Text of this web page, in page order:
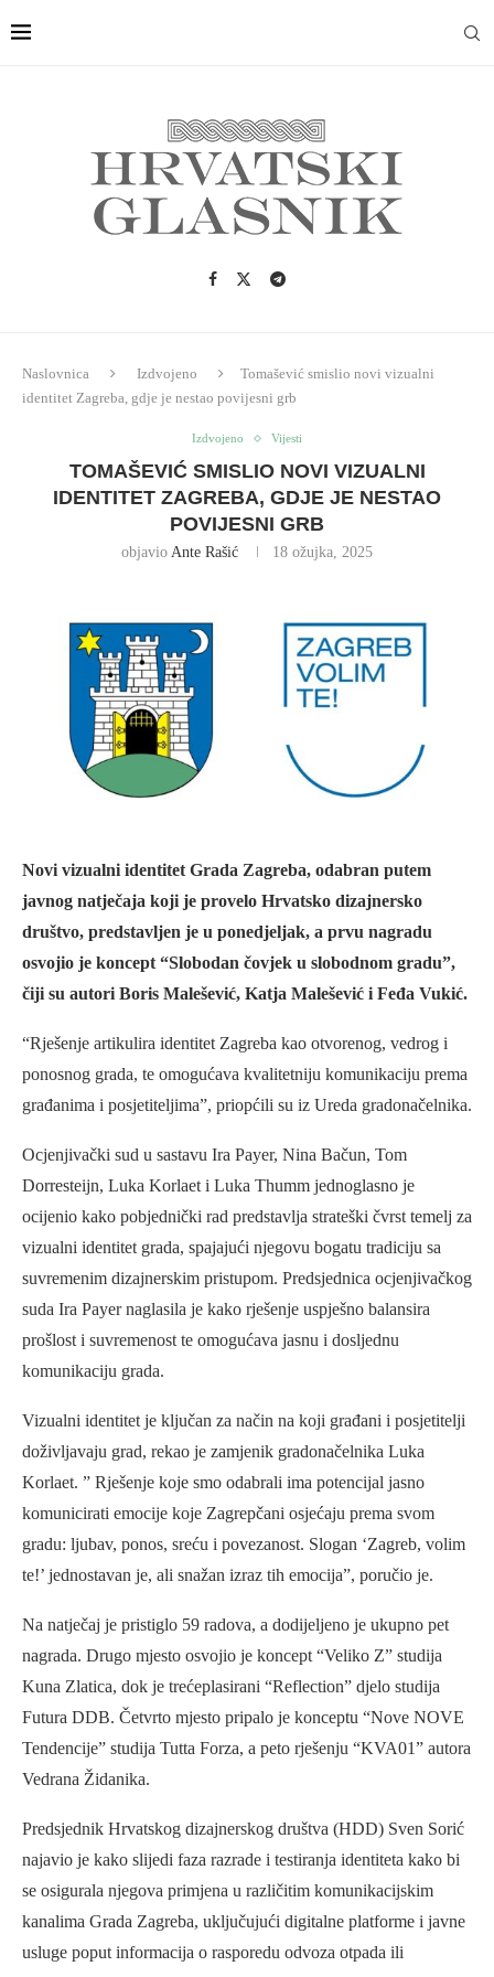
Naslovnica Izdvojeno
Tomašević smislio novi vizualni
identitet Zagreba, gdje je nestao povijesni grb
Izdvojeno Vijesti
TOMAŠEVIĆ SMISLIO NOVI VIZUALNI
IDENTITET ZAGREBA, GDJE JE NESTAO
POVIJESNI GRB
objavio Ante Rašić 18 ožujka, 2025
Novi vizualni identitet Grada Zagreba, odabran putem
javnog natječaja koji je provelo Hrvatsko dizajnersko
društvo, predstavljen je u ponedjeljak, a prvu nagradu
osvojio je koncept “Slobodan čovjek u slobodnom gradu”,
čiji su autori Boris Malešević, Katja Malešević i Feđa Vukić.
“Rješenje artikulira identitet Zagreba kao otvorenog, vedrog i
ponosnog grada, te omogućava kvalitetniju komunikaciju prema
građanima i posjetiteljima”, priopćili su iz Ureda gradonačelnika.
Ocjenjivački sud u sastavu Ira Payer, Nina Bačun, Tom
Dorresteijn, Luka Korlaet i Luka Thumm jednoglasno je
ocijenio kako pobjednički rad predstavlja strateški čvrst temelj za
vizualni identitet grada, spajajući njegovu bogatu tradiciju sa
suvremenim dizajnerskim pristupom. Predsjednica ocjenjivačkog
suda Ira Payer naglasila je kako rješenje uspješno balansira
prošlost i suvremenost te omogućava jasnu i dosljednu
komunikaciju grada.
Vizualni identitet je ključan za način na koji građani i posjetitelji
doživljavaju grad, rekao je zamjenik gradonačelnika Luka
Korlaet. ” Rješenje koje smo odabrali ima potencijal jasno
komunicirati emocije koje Zagrepčani osjećaju prema svom
gradu: ljubav, ponos, sreću i povezanost. Slogan ‘Zagreb, volim
te!’ jednostavan je, ali snažan izraz tih emocija”, poručio je.
Na natječaj je pristiglo 59 radova, a dodijeljeno je ukupno pet
nagrada. Drugo mjesto osvojio je koncept “Veliko Z” studija
Kuna Zlatica, dok je trećeplasirani “Reflection” djelo studija
Futura DDB. Četvrto mjesto pripalo je konceptu “Nove NOVE
Tendencije” studija Tutta Forza, a peto rješenju “KVA01” autora
Vedrana Židanika.
Predsjednik Hrvatskog dizajnerskog društva (HDD) Sven Sorić
najavio je kako slijedi faza razrade i testiranja identiteta kako bi
se osigurala njegova primjena u različitim komunikacijskim
kanalima Grada Zagreba, uključujući digitalne platforme i javne
usluge poput informacija o rasporedu odvoza otpada ili